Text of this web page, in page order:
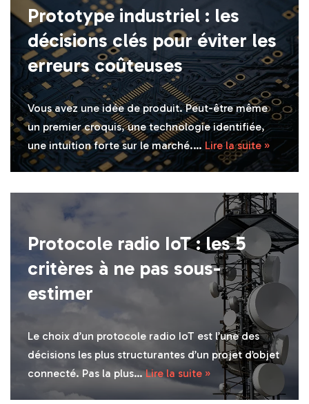
Prototype industriel : les
décisions clés pour éviter les
erreurs coûteuses
Vous avez une idée de produit. Peut-être même
un premier croquis, une technologie identifiée,
une intuition forte sur le marché.… Lire la suite »
Protocole radio IoT : les 5
critères à ne pas sous-
estimer
Le choix d’un protocole radio IoT est l’une des
décisions les plus structurantes d’un projet d’objet
connecté. Pas la plus…Lire la suite »